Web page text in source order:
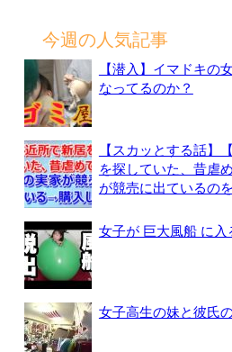
今週の人気記事
【潜入】イマドキの
なってるのか？
【スカッとする話】
を探していた、昔虐
が競売に出ているの
女子が 巨大風船 に
女子高生の妹と彼氏